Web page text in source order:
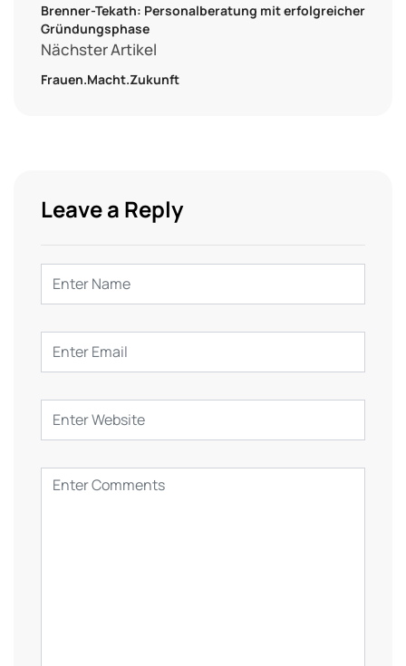
Brenner-Tekath: Personalberatung mit erfolgreicher
Gründungsphase
Nächster Artikel
Frauen.Macht.Zukunft
Leave a Reply